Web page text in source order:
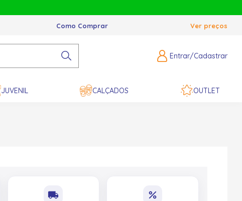
Como Comprar Ver preços
Entrar/Cadastrar
JUVENIL CALÇADOS OUTLET
local_shipping percent